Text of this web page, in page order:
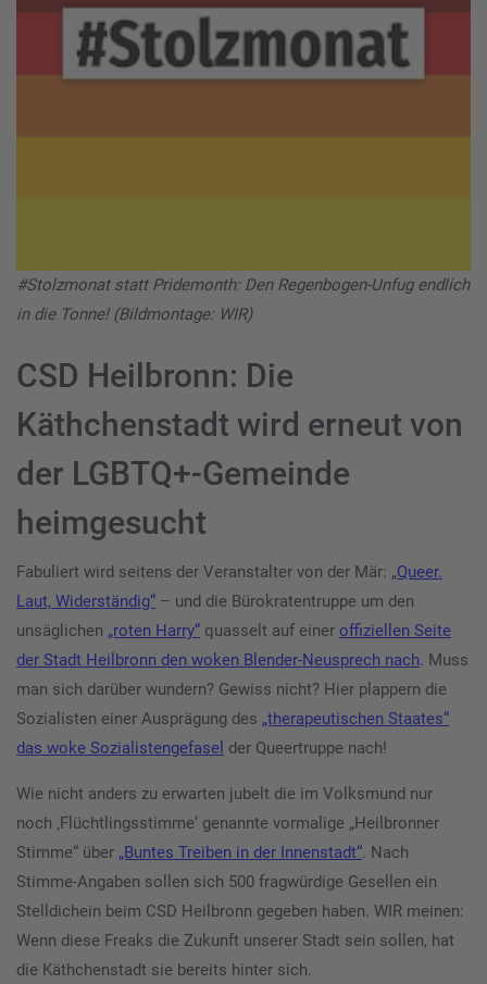
#Stolzmonat statt Pridemonth: Den Regenbogen-Unfug endlich
in die Tonne! (Bildmontage: WIR)
CSD Heilbronn: Die
Käthchenstadt wird erneut von
der LGBTQ+-Gemeinde
heimgesucht
Fabuliert wird seitens der Veranstalter von der Mär: „Queer.
Laut, Widerständig“ – und die Bürokratentruppe um den
unsäglichen „roten Harry“ quasselt auf einer offiziellen Seite
der Stadt Heilbronn den woken Blender-Neusprech nach. Muss
man sich darüber wundern? Gewiss nicht? Hier plappern die
Sozialisten einer Ausprägung des „therapeutischen Staates“
das woke Sozialistengefasel der Queertruppe nach!
Wie nicht anders zu erwarten jubelt die im Volksmund nur
noch ‚Flüchtlingsstimme‘ genannte vormalige „Heilbronner
Stimme“ über „Buntes Treiben in der Innenstadt“. Nach
Stimme-Angaben sollen sich 500 fragwürdige Gesellen ein
Stelldichein beim CSD Heilbronn gegeben haben. WIR meinen:
Wenn diese Freaks die Zukunft unserer Stadt sein sollen, hat
die Käthchenstadt sie bereits hinter sich.